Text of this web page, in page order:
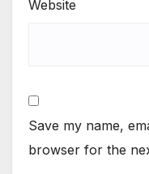
Website
Save my name,
browser for the